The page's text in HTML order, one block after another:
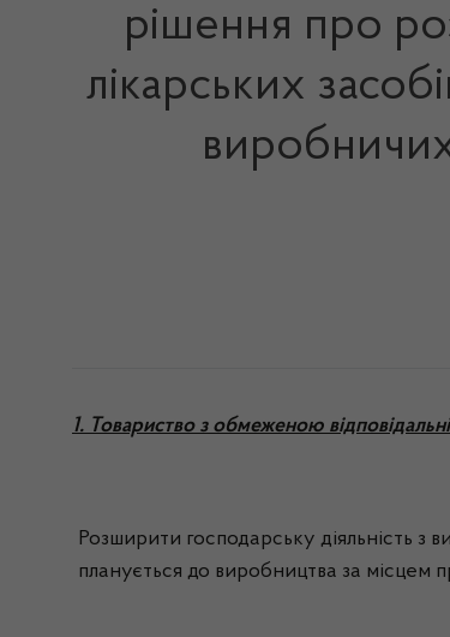
рішення про
лікарських
1. Товариство з обмеженою
Розширити господарську діяльність з
планується до виробництва за місцем